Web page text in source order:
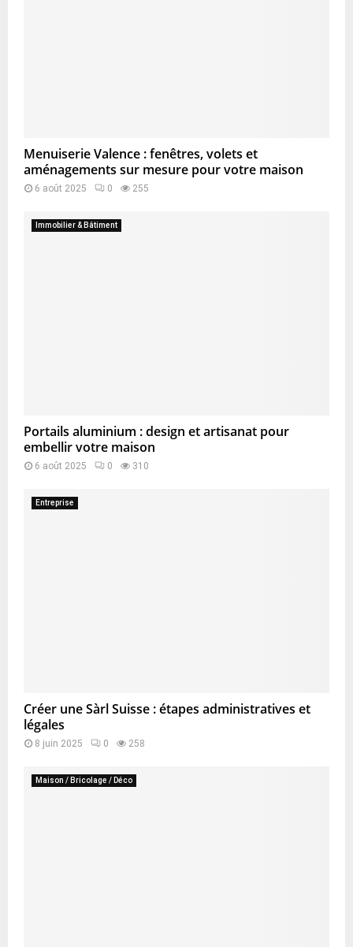
Menuiserie Valence : fenêtres, volets et
aménagements sur mesure pour votre maison
6 août 2025 0 255
Immobilier & Bâtiment
Portails aluminium : design et artisanat pour
embellir votre maison
6 août 2025 0 310
Entreprise
Créer une Sàrl Suisse : étapes administratives et
légales
8 juin 2025 0 258
Maison / Bricolage / Déco